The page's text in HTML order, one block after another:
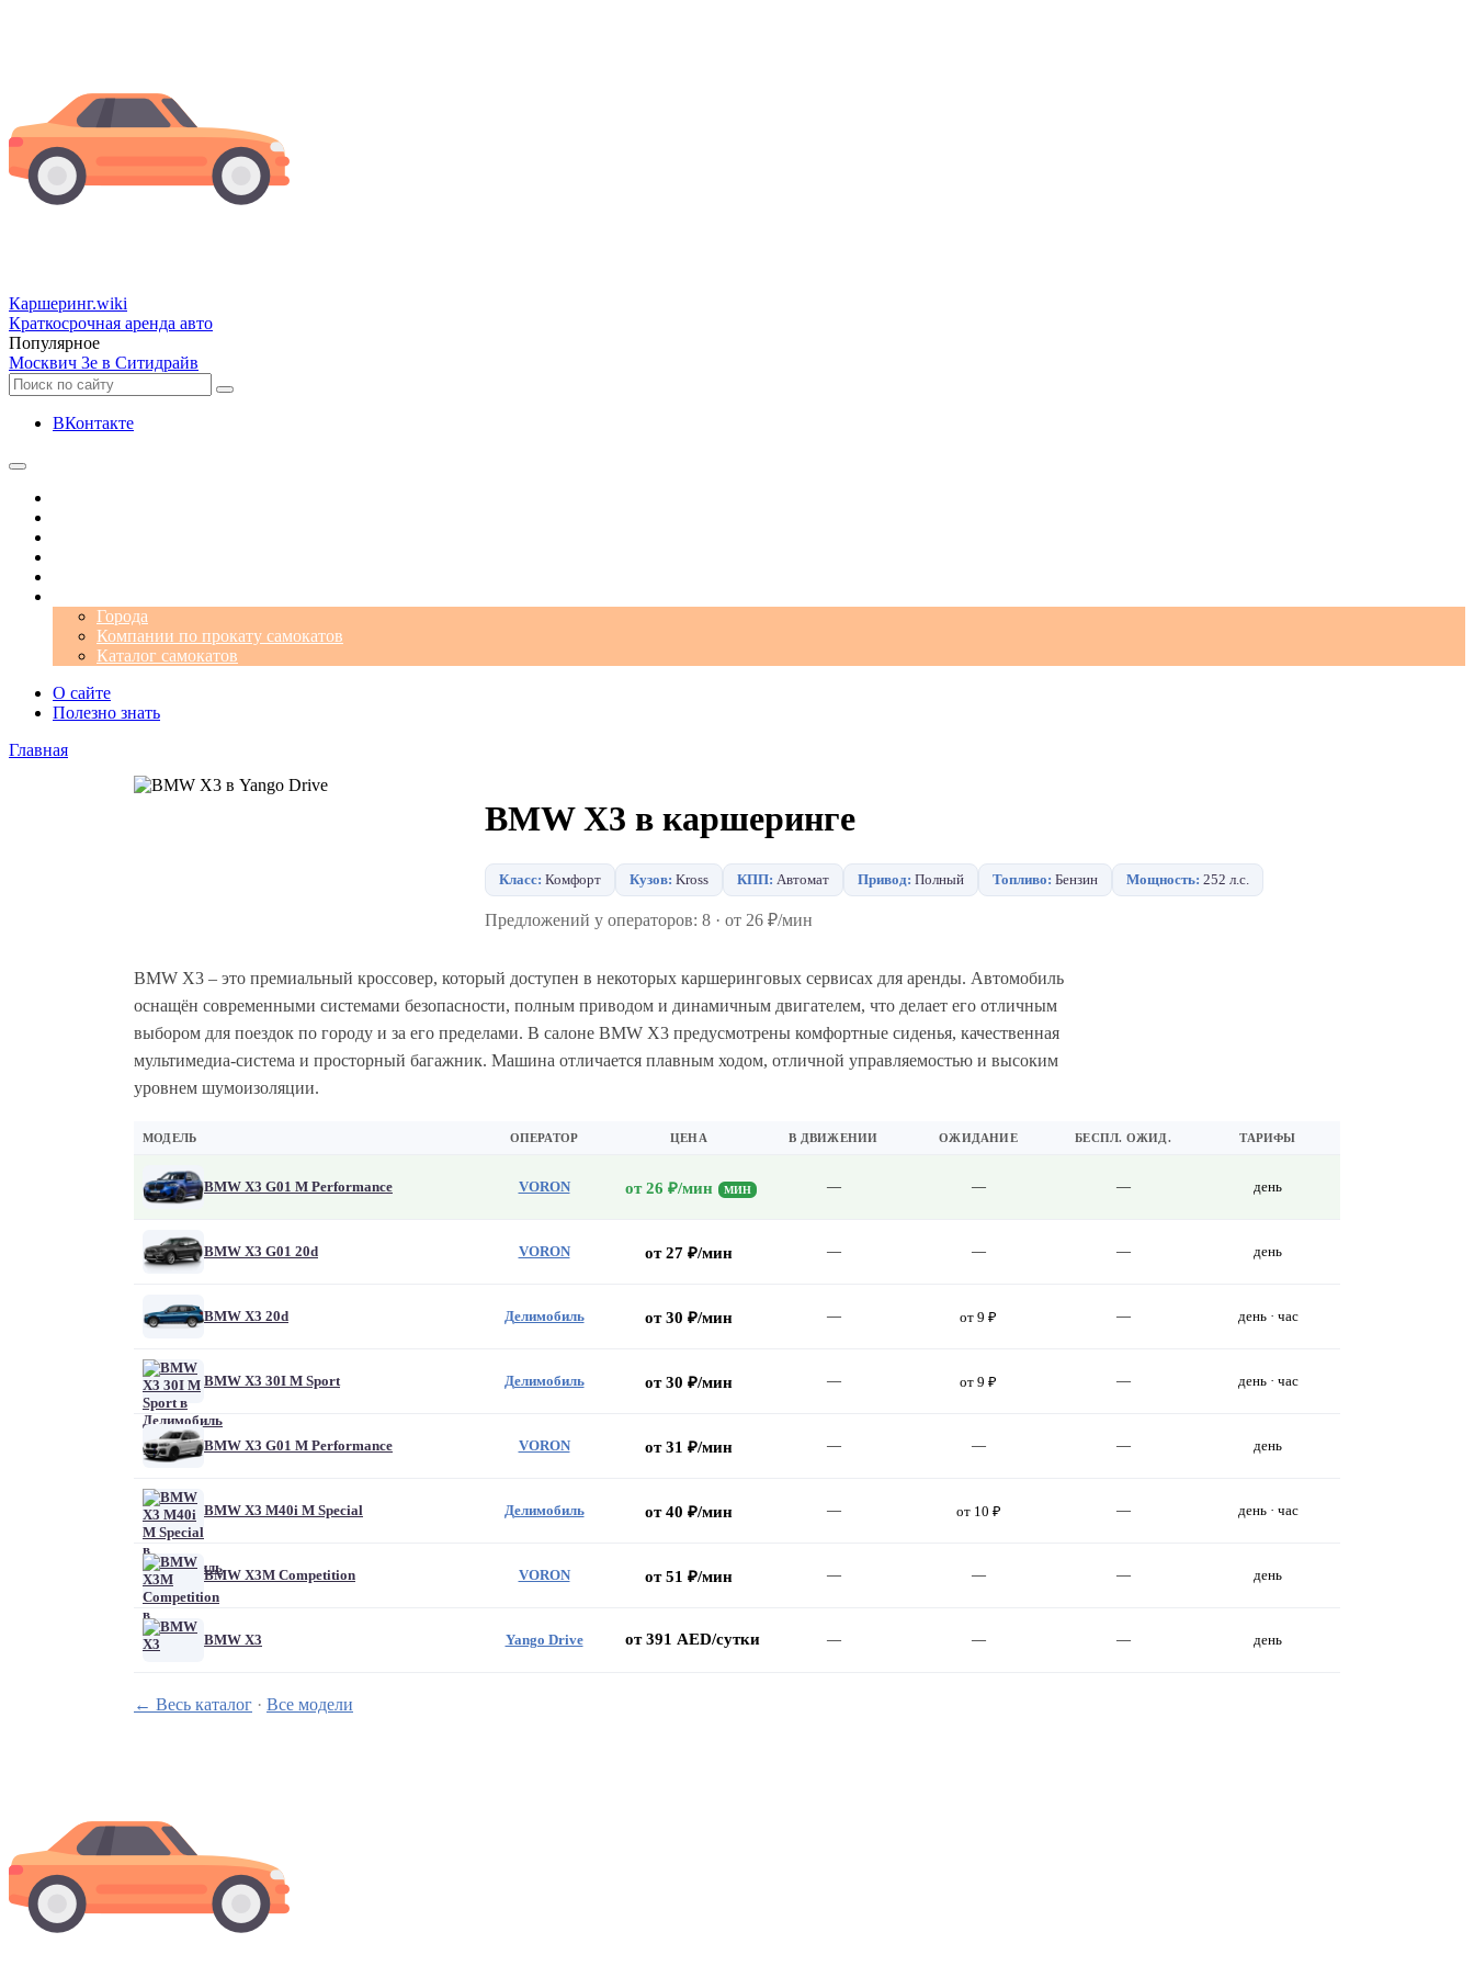
Каршеринг.wiki
Краткосрочная аренда авто
Популярное
Москвич 3е в Ситидрайв
ВКонтакте
Города
Компании по прокату самокатов
Каталог самокатов
О сайте
Полезно знать
Главная
BMW X3 в каршеринге
Класс: Комфорт Кузов: Kross КПП: Автомат Привод: Полный Топливо: Бензин Мощность: 252 л.с.
Предложений у операторов: 8 · от 26 ₽/мин
BMW X3 – это премиальный кроссовер, который доступен в некоторых каршеринговых сервисах для аренды. Автомобиль
оснащён современными системами безопасности, полным приводом и динамичным двигателем, что делает его отличным
выбором для поездок по городу и за его пределами. В салоне BMW X3 предусмотрены комфортные сиденья, качественная
мультимедиа-система и просторный багажник. Машина отличается плавным ходом, отличной управляемостью и высоким
уровнем шумоизоляции.
МОДЕЛЬ ОПЕРАТОР ЦЕНА В ДВИЖЕНИИ ОЖИДАНИЕ БЕСПЛ. ОЖИД. ТАРИФЫ
BMW X3 G01 M Performance VORON от 26 ₽/мин МИН — — — день
BMW X3 G01 20d VORON от 27 ₽/мин — — — день
BMW X3 20d Делимобиль от 30 ₽/мин — от 9 ₽ — день · час
BMW X3 30I M Sport Делимобиль от 30 ₽/мин — от 9 ₽ — день · час
BMW X3 G01 M Performance VORON от 31 ₽/мин — — — день
BMW X3 M40i M Special Делимобиль от 40 ₽/мин — от 10 ₽ — день · час
BMW X3M Competition VORON от 51 ₽/мин — — — день
BMW X3 Yango Drive от 391 AED/сутки — — — день
← Весь каталог · Все модели